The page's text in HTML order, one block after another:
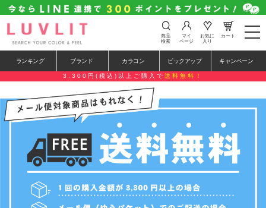
t
o
e
n
v
i
商品
検索
マイ
ページ
お気に
入り
カート
ランキング ブランド カラコン ピックアップ キャンペーン
3,300円(税込)以上ご購入で 送料無料！